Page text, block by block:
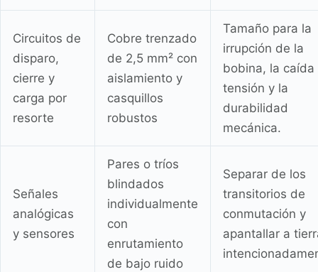
Circuitos de
disparo,
cierre y
carga por
resorte
Cobre trenzado
de 2,5 mm² con
aislamiento y
casquillos
robustos
Tamaño para la
irrupción de la
bobina, la caída
tensión y la
durabilidad
mecánica.
Señales
analógicas
y sensores
Pares o tríos
blindados
individualmente
con
enrutamiento
de bajo ruido
Separar de los
transitorios de
conmutación y
apantallar a